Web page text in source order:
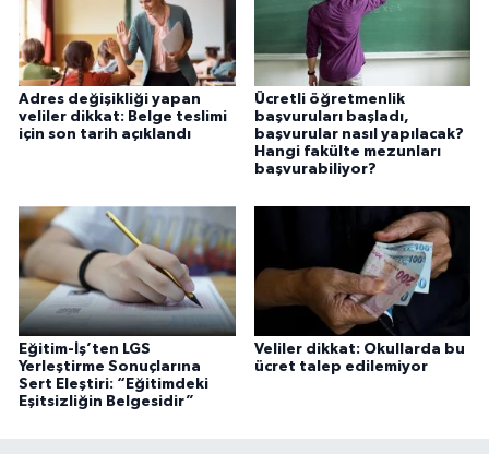
Adres değişikliği yapan
veliler dikkat: Belge teslimi
için son tarih açıklandı
Ücretli öğretmenlik
başvuruları başladı,
başvurular nasıl yapılacak?
Hangi fakülte mezunları
başvurabiliyor?
Eğitim-İş’ten LGS
Yerleştirme Sonuçlarına
Sert Eleştiri: “Eğitimdeki
Eşitsizliğin Belgesidir”
Veliler dikkat: Okullarda bu
ücret talep edilemiyor